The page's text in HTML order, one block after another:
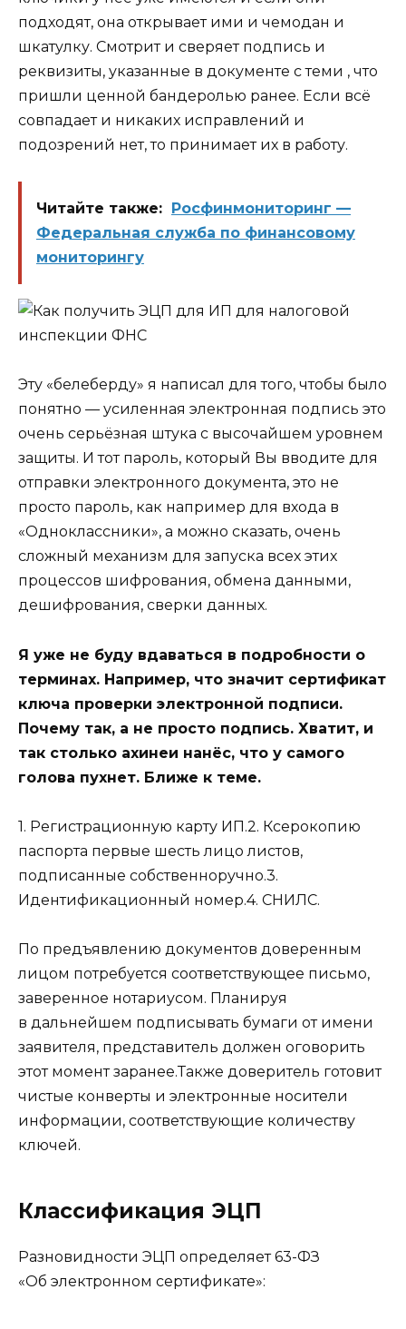
подходят, она открывает ими и чемодан и
шкатулку. Смотрит и сверяет подпись и
реквизиты, указанные в документе с теми , что
пришли ценной бандеролью ранее. Если всё
совпадает и никаких исправлений и
подозрений нет, то принимает их в работу.
Читайте также:
Росфинмониторинг —
Федеральная служба по финансовому
мониторингу
Эту «белеберду» я написал для того, чтобы было
понятно — усиленная электронная подпись это
очень серьёзная штука с высочайшем уровнем
защиты. И тот пароль, который Вы вводите для
отправки электронного документа, это не
просто пароль, как например для входа в
«Одноклассники», а можно сказать, очень
сложный механизм для запуска всех этих
процессов шифрования, обмена данными,
дешифрования, сверки данных.
Я уже не буду вдаваться в подробности о
терминах. Например, что значит сертификат
ключа проверки электронной подписи.
Почему так, а не просто подпись. Хватит, и
так столько ахинеи нанёс, что у самого
голова пухнет. Ближе к теме.
1. Регистрационную карту ИП.2. Ксерокопию
паспорта первые шесть лицо листов,
подписанные собственноручно.3.
Идентификационный номер.4. СНИЛС.
По предъявлению документов доверенным
лицом потребуется соответствующее письмо,
заверенное нотариусом. Планируя
в дальнейшем подписывать бумаги от имени
заявителя, представитель должен оговорить
этот момент заранее.Также доверитель готовит
чистые конверты и электронные носители
информации, соответствующие количеству
ключей.
Классификация ЭЦП
Разновидности ЭЦП определяет 63-ФЗ
«Об электронном сертификате»: